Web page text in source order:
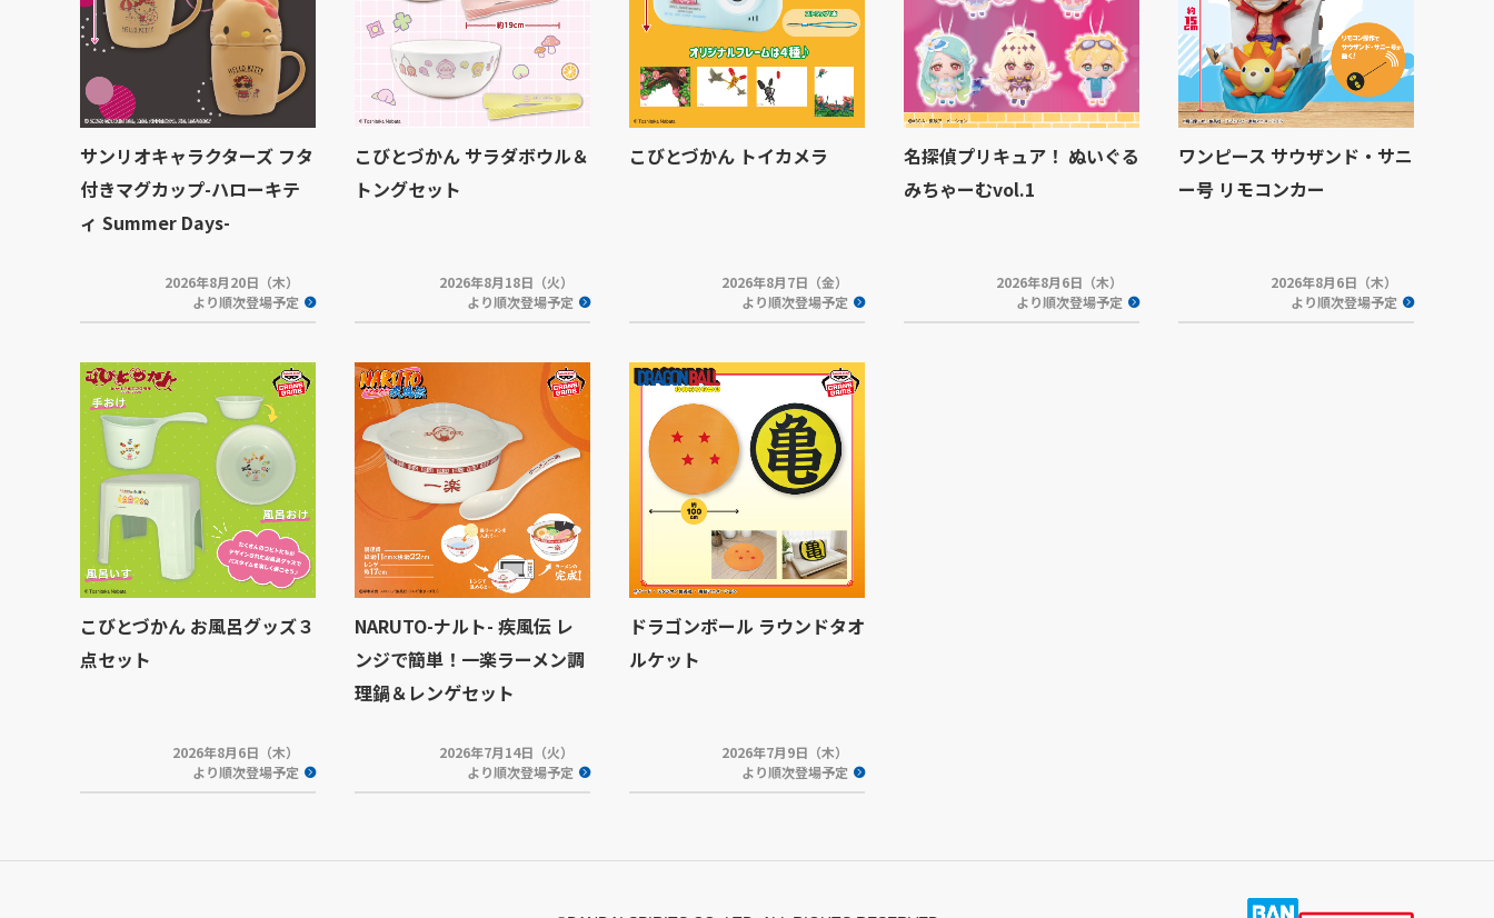
サンリオキャラクターズ フタ
付きマグカップ-ハローキテ
ィ Summer Days-
2026年8月20日（木）
より順次登場予定
こびとづかん サラダボウル＆
トングセット
2026年8月18日（火）
より順次登場予定
こびとづかん トイカメラ
2026年8月7日（金）
より順次登場予定
名探偵プリキュア！ ぬいぐる
みちゃーむvol.1
2026年8月6日（木）
より順次登場予定
ワンピース サウザンド・サニ
ー号 リモコンカー
2026年8月6日（木）
より順次登場予定
こびとづかん お風呂グッズ３
点セット
2026年8月6日（木）
より順次登場予定
NARUTO-ナルト- 疾風伝 レ
ンジで簡単！一楽ラーメン調
理鍋＆レンゲセット
2026年7月14日（火）
より順次登場予定
ドラゴンボール ラウンドタオ
ルケット
2026年7月9日（木）
より順次登場予定